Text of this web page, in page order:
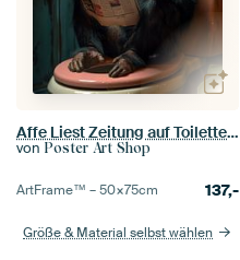
Affe Liest Zeitung auf Toilette - Witziges Badezimmer Bild
von Poster Art Shop
ArtFrame™ –50×75cm 137,-
Größe & Material selbst wählen